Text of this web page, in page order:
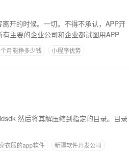
开的时候。一切。不得不承认，APP开
主要的企业公司和企业都试图用APP
月能挣多少钱
小程序优势
。目录
衣服的app软件
新疆软件开发公司